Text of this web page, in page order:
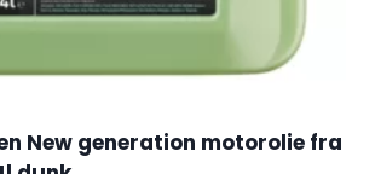
New generation motorolie fra